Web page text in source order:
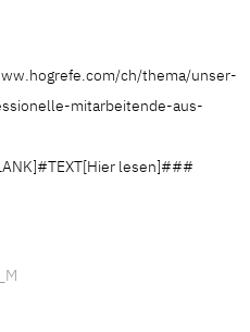
ch/thema/unser-
mitarbeitende-aus-
lesen]###